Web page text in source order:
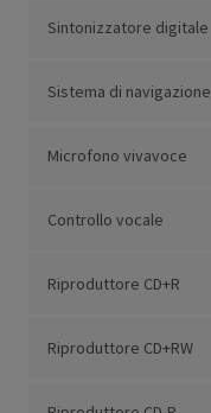
Sintonizzatore digitale
Sistema di navigazione
Microfono vivavoce
Controllo vocale
Riproduttore CD+R
Riproduttore CD+RW